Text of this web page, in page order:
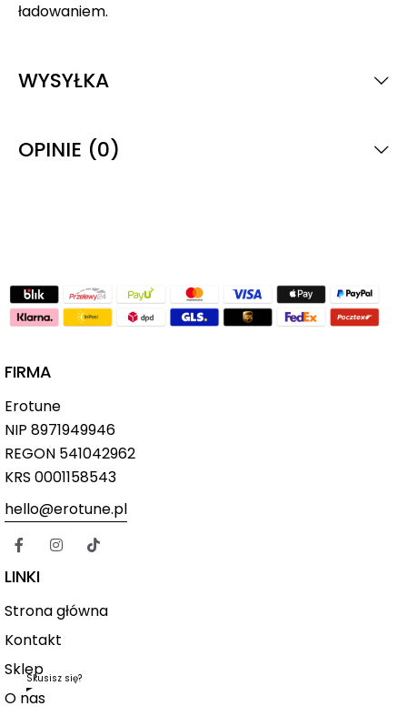
ładowaniem.
WYSYŁKA
OPINIE (0)
FIRMA
Erotune
NIP 8971949946
REGON 541042962
KRS 0001158543
hello@erotune.pl
LINKI
Strona główna
Kontakt
Sklep
O nas
Skusisz się?